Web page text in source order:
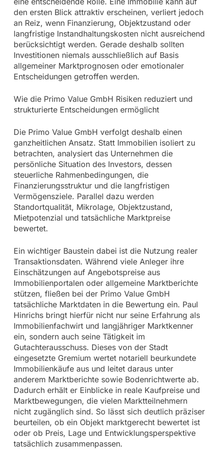
den ersten Blick attraktiv erscheinen, verliert jedoch
an Reiz, wenn Finanzierung, Objektzustand oder
langfristige Instandhaltungskosten nicht ausreichend
berücksichtigt werden. Gerade deshalb sollten
Investitionen niemals ausschließlich auf Basis
allgemeiner Marktprognosen oder emotionaler
Entscheidungen getroffen werden.
Wie die Primo Value GmbH Risiken reduziert und
strukturierte Entscheidungen ermöglicht
Die Primo Value GmbH verfolgt deshalb einen
ganzheitlichen Ansatz. Statt Immobilien isoliert zu
betrachten, analysiert das Unternehmen die
persönliche Situation des Investors, dessen
steuerliche Rahmenbedingungen, die
Finanzierungsstruktur und die langfristigen
Vermögensziele. Parallel dazu werden
Standortqualität, Mikrolage, Objektzustand,
Mietpotenzial und tatsächliche Marktpreise
bewertet.
Ein wichtiger Baustein dabei ist die Nutzung realer
Transaktionsdaten. Während viele Anleger ihre
Einschätzungen auf Angebotspreise aus
Immobilienportalen oder allgemeine Marktberichte
stützen, fließen bei der Primo Value GmbH
tatsächliche Marktdaten in die Bewertung ein. Paul
Hinrichs bringt hierfür nicht nur seine Erfahrung als
Immobilienfachwirt und langjähriger Marktkenner
ein, sondern auch seine Tätigkeit im
Gutachterausschuss. Dieses von der Stadt
eingesetzte Gremium wertet notariell beurkundete
Immobilienkäufe aus und leitet daraus unter
anderem Marktberichte sowie Bodenrichtwerte ab.
Dadurch erhält er Einblicke in reale Kaufpreise und
Marktbewegungen, die vielen Marktteilnehmern
nicht zugänglich sind. So lässt sich deutlich präziser
beurteilen, ob ein Objekt marktgerecht bewertet ist
oder ob Preis, Lage und Entwicklungsperspektive
tatsächlich zusammenpassen.